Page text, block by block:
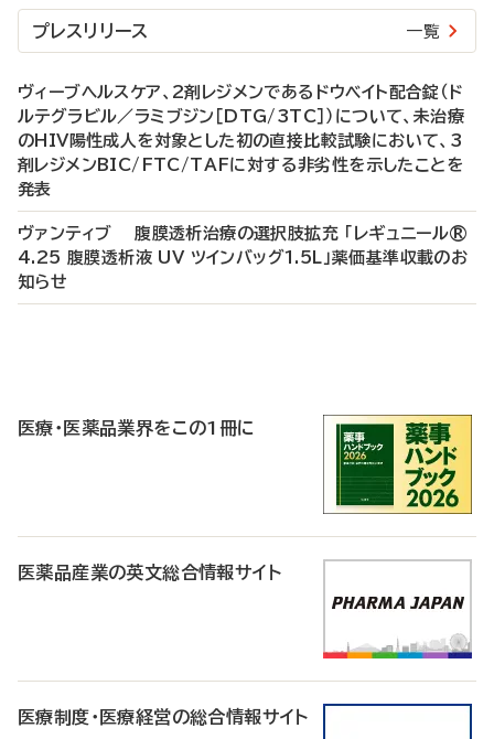
プレスリリース 一覧
ヴィーブヘルスケア、2剤レジメンであるドウベイト配合錠（ド
ルテグラビル／ラミブジン［DTG/3TC］）について、未治療
のHIV陽性成人を対象とした初の直接比較試験において、3
剤レジメンBIC/FTC/TAFに対する非劣性を示したことを
発表
ヴァンティブ 腹膜透析治療の選択肢拡充 「レギュニール®
4.25 腹膜透析液 UV ツインバッグ1.5L」薬価基準収載のお
知らせ
医療・医薬品業界をこの1冊に
医薬品産業の英文総合情報サイト
医療制度・医療経営の総合情報サイト